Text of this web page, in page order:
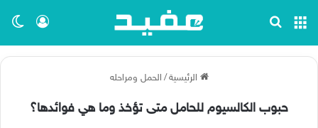
تسجيل القائمة
الرئيسية / الحمل ومراحله
حبوب الكالسيوم للحامل متى تؤخذ وما هي فوائدها؟